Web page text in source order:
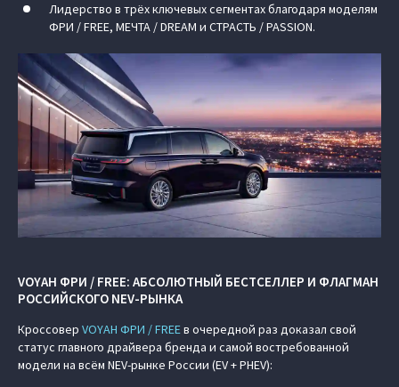
Лидерство в трёх ключевых сегментах благодаря моделям
ФРИ / FREE, МЕЧТА / DREAM и СТРАСТЬ / PASSION.
VOYAH ФРИ / FREE: АБСОЛЮТНЫЙ БЕСТСЕЛЛЕР И ФЛАГМАН
РОССИЙСКОГО NEV-РЫНКА
Кроссовер VOYAH ФРИ / FREEв очередной раз доказал свой
статус главного драйвера бренда и самой востребованной
модели на всём NEV-рынке России (EV + PHEV):